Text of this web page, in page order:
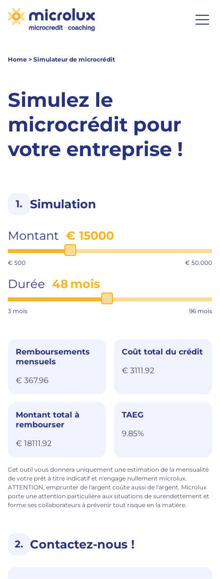
Home > Simulateur de microcrédit
Simulez le
microcrédit pour
votre entreprise !
1. Simulation
Montant € 15000
€ 500 € 50.000
Durée 48 mois
3 mois 96 mois
Remboursements
mensuels
€ 367.96
Coût total du crédit
€ 3111.92
Montant total à
rembourser
€ 18111.92
TAEG
9.85%
Cet outil vous donnera uniquement une estimation de la mensualité
de votre prêt à titre indicatif et n'engage nullement microlux.
ATTENTION, emprunter de l'argent coûte aussi de l'argent. Microlux
porte une attention particulière aux situations de surendettement et
forme ses collaborateurs à prévenir tout risque en la matière.
2. Contactez-nous !